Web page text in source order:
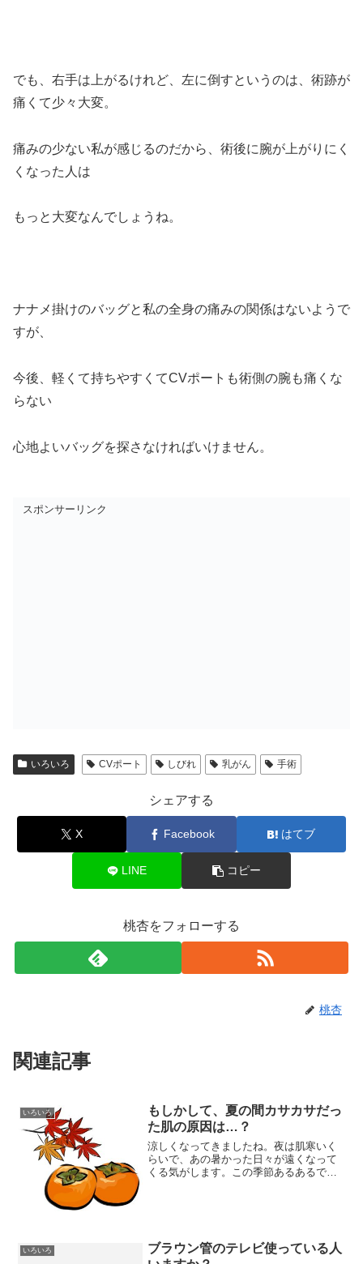
でも、右手は上がるけれど、左に倒すというのは、術跡が
痛くて少々大変。
痛みの少ない私が感じるのだから、術後に腕が上がりにく
くなった人は
もっと大変なんでしょうね。
ナナメ掛けのバッグと私の全身の痛みの関係はないようで
すが、
今後、軽くて持ちやすくてCVポートも術側の腕も痛くな
らない
心地よいバッグを探さなければいけません。
スポンサーリンク
いろいろ CVポート しびれ 乳がん 手術
シェアする
X Facebook はてブ
LINE コピー
桃杏をフォローする
桃杏
関連記事
いろいろ
もしかして、夏の間カサカサだっ
た肌の原因は…？
涼しくなってきましたね。夜は肌寒いく
らいで、あの暑かった日々が遠くなって
くる気がします。この季節あるあるで、
いろいろ
ブラウン管のテレビ使っている人